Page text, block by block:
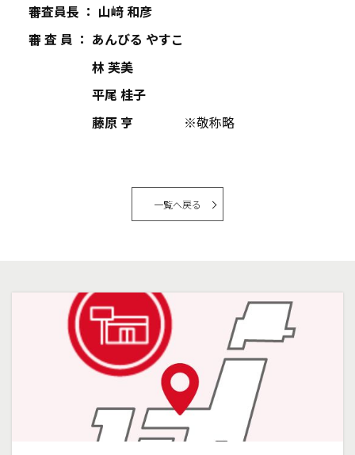
審査員長 ： 山﨑 和彦
審 査 員 ： あんびる やすこ
林 芙美
平尾 桂子
藤原 亨 ※敬称略
一覧へ戻る